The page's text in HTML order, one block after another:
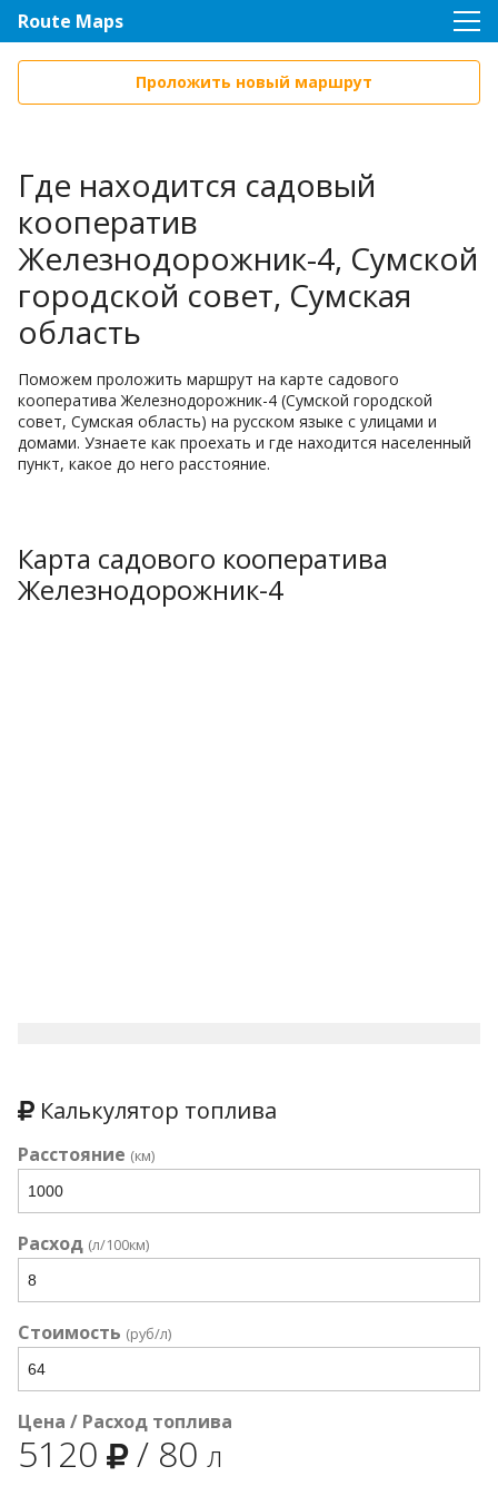
Route Maps
Проложить новый маршрут
Где находится садовый
кооператив
Железнодорожник-4, Сумской
городской совет, Сумская
область
Поможем проложить маршрут на карте садового
кооператива Железнодорожник-4 (Сумской городской
совет, Сумская область) на русском языке с улицами и
домами. Узнаете как проехать и где находится населенный
пункт, какое до него расстояние.
Карта садового кооператива
Железнодорожник-4
Калькулятор топлива
Расстояние (км)
Расход (л/100км)
Стоимость (руб/л)
Цена / Расход топлива
5120 / 80 л